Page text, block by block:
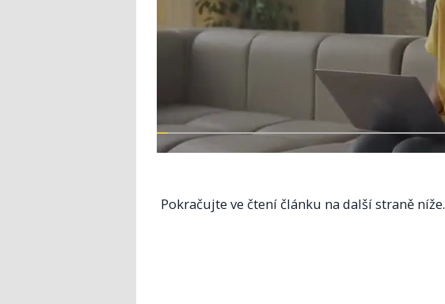
Pokračujte ve čtení článku na další straně níže.